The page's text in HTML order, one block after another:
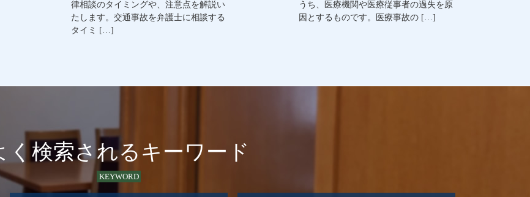
律相談のタイミングや、注意点を解説い
たします。交通事故を弁護士に相談する
タイミ […]
うち、医療機関や医療従事者の過失を原
因とするものです。医療事故の […]
く検索されるキーワード
KEYWORD